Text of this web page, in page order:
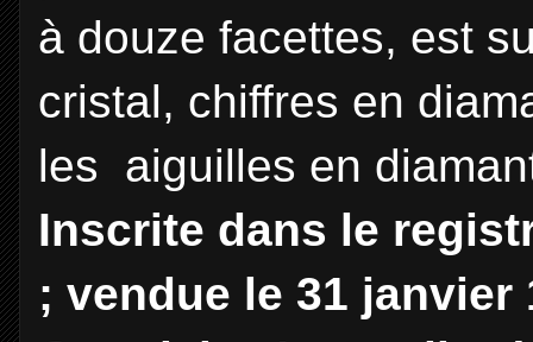
à douze facettes, est
cristal, chiffres en
les aiguilles en
Inscrite dans le
; vendue le 31 janvier